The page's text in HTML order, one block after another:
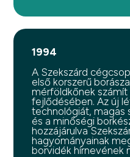
1994
A Szekszárd
első korszerű
mérföldkőnek
fejlődésében. Az új
technológiát, magas
és a minőségi
hozzájárulva
hagyományainak
borvidék hírnevének